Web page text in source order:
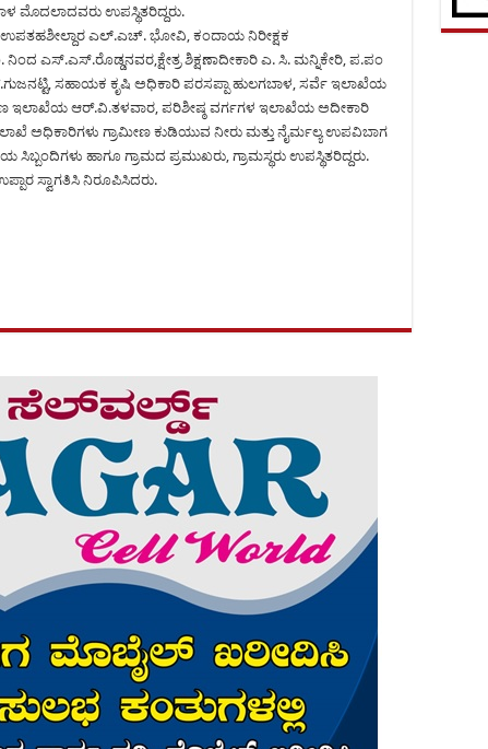
ಮೊದಲಾದವರು ಉಪಸ್ಥಿತರಿದ್ದರು.
ಎಲ್.ಎಚ್. ಭೋವಿ, ಕಂದಾಯ ನಿರೀಕ್ಷಕ
ಎಸ್.ಎಸ್.ರೊಡ್ಡನವರ,ಕ್ಷೇತ್ರ ಶಿಕ್ಷಣಾದೀಕಾರಿ ಎ. ಸಿ. ಮನ್ನಿಕೇರಿ, ಪ.ಪಂ
ಸಹಾಯಕ ಕೃಷಿ ಅಧಿಕಾರಿ ಪರಸಪ್ಪಾ ಹುಲಗಬಾಳ, ಸರ್ವೆ ಇಲಾಖೆಯ
ಇಲಾಖೆಯ ಆರ್.ವಿ.ತಳವಾರ, ಪರಿಶೀಷ್ಠ ವರ್ಗಗಳ ಇಲಾಖೆಯ ಅದೀಕಾರಿ
ಅಧಿಕಾರಿಗಳು ಗ್ರಾಮೀಣ ಕುಡಿಯುವ ನೀರು ಮತ್ತು ನೈರ್ಮಲ್ಯ ಉಪವಿಬಾಗ
ಹಾಗೂ ಗ್ರಾಮದ ಪ್ರಮುಖರು, ಗ್ರಾಮಸ್ಥರು ಉಪಸ್ಥಿತರಿದ್ದರು.
ಸ್ವಾಗತಿಸಿ ನಿರೂಪಿಸಿದರು.